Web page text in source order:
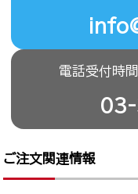
電話受付時
ご注文関連情報